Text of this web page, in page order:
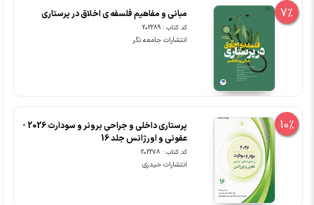
7% مبانی و مفاهیم فلسفه ی اخلاق در پرستاری
کد کتاب : 202289
انتشارات جامعه نگر
10%
پرستاری داخلی و جراحی برونر و سودارث 2026 -
عفونی و اورژانس جلد 16
کد کتاب : 202278
انتشارات حیدری